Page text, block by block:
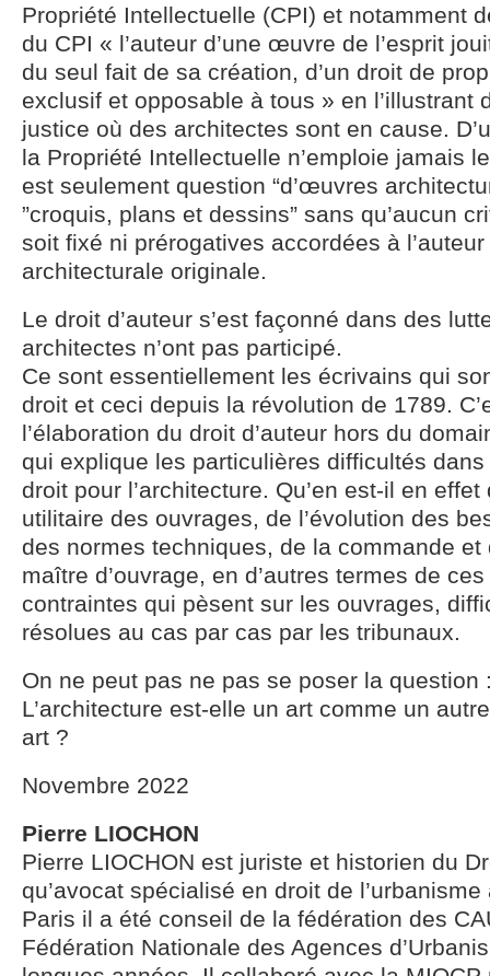
Propriété Intellectuelle (CPI) et notamment
du CPI « l’auteur d’une œuvre de l’esprit
du seul fait de sa création, d’un droit de
exclusif et opposable à tous » en l’illustrant
justice où des architectes sont en cause.
la Propriété Intellectuelle n’emploie jamais
est seulement question “d’œuvres
”croquis, plans et dessins” sans qu’aucun
soit fixé ni prérogatives accordées à
architecturale originale.
Le droit d’auteur s’est façonné dans des
architectes n’ont pas participé.
Ce sont essentiellement les écrivains qui
droit et ceci depuis la révolution de 1789.
l’élaboration du droit d’auteur hors du
qui explique les particulières difficultés dans
droit pour l’architecture. Qu’en est-il en
utilitaire des ouvrages, de l’évolution des
des normes techniques, de la commande et
maître d’ouvrage, en d’autres termes de
contraintes qui pèsent sur les ouvrages,
résolues au cas par cas par les tribunaux.
On ne peut pas ne pas se poser la question
L’architecture est-elle un art comme un
art ?
Novembre 2022
Pierre LIOCHON
Pierre LIOCHON est juriste et historien du
qu’avocat spécialisé en droit de
Paris il a été conseil de la fédération des
Fédération Nationale des Agences